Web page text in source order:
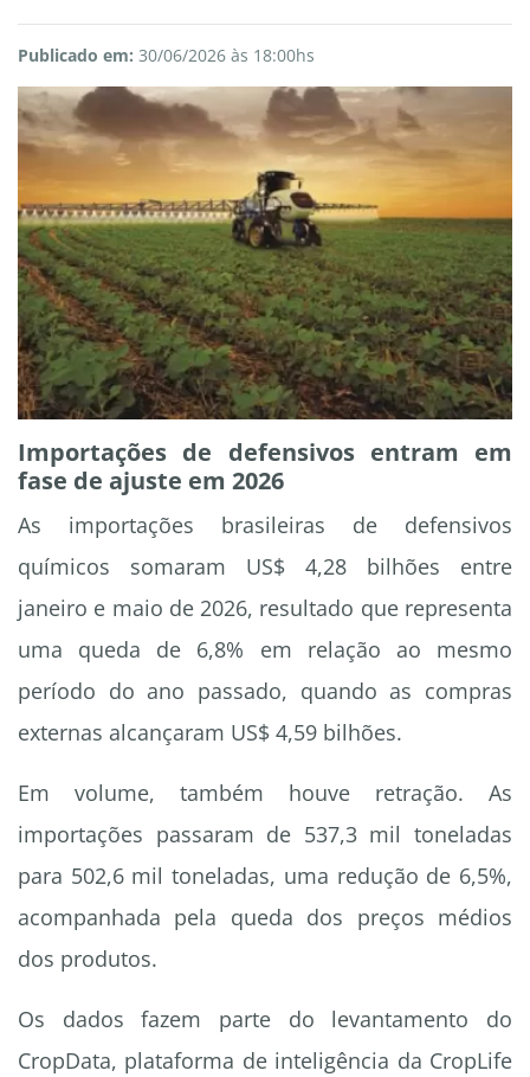
Publicado em: 30/06/2026 às 18:00hs
Importações de defensivos entram em
fase de ajuste em 2026
As importações brasileiras de defensivos
químicos somaram US$ 4,28 bilhões entre
janeiro e maio de 2026, resultado que representa
uma queda de 6,8% em relação ao mesmo
período do ano passado, quando as compras
externas alcançaram US$ 4,59 bilhões.
Em volume, também houve retração. As
importações passaram de 537,3 mil toneladas
para 502,6 mil toneladas, uma redução de 6,5%,
acompanhada pela queda dos preços médios
dos produtos.
Os dados fazem parte do levantamento do
CropData, plataforma de inteligência da CropLife